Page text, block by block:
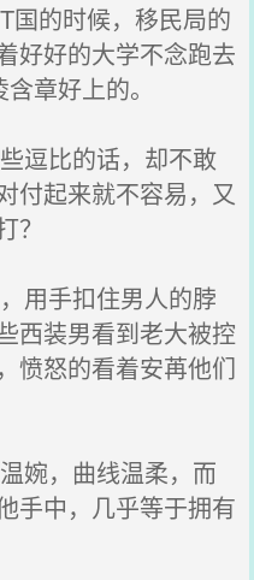
的时候，移民局的
好好的大学不念跑去
章好上的。
逗比的话，却不敢
付起来就不容易，又
？
用手扣住男人的脖
西装男看到老大被控
愤怒的看着安苒他们
婉，曲线温柔，而
手中，几乎等于拥有